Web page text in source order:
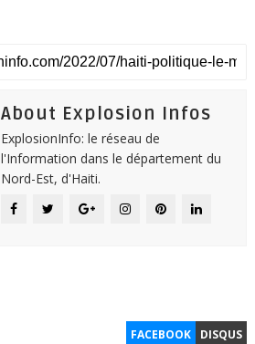
About Explosion Infos
ExplosionInfo: le réseau de
l'Information dans le département du
Nord-Est, d'Haiti.
FACEBOOK DISQUS